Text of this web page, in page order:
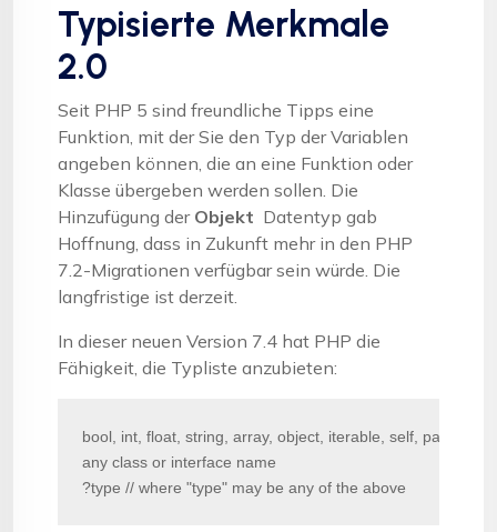
Typisierte Merkmale
2.0
Seit PHP 5 sind freundliche Tipps eine
Funktion, mit der Sie den Typ der Variablen
angeben können, die an eine Funktion oder
Klasse übergeben werden sollen. Die
Hinzufügung der Objekt Datentyp gab
Hoffnung, dass in Zukunft mehr in den PHP
7.2-Migrationen verfügbar sein würde. Die
langfristige ist derzeit.
In dieser neuen Version 7.4 hat PHP die
Fähigkeit, die Typliste anzubieten:
bool, int, float, string, array, object, iterable, self, parent
any class or interface name
?type // where "type" may be any of the above